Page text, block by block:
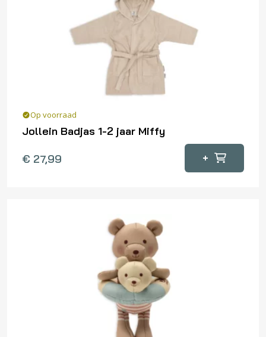
Op voorraad
Jollein Badjas 1-2 jaar Miffy
€ 27,99 +